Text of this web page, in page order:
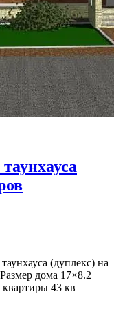
(дуплекс) на
дома 17×8.2
43 кв